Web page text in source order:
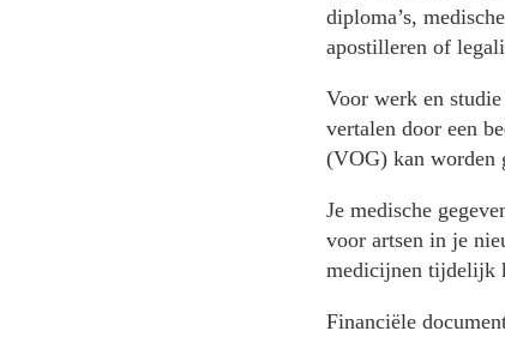
diploma’s,
apostilleren of
Voor werk en
vertalen door een
(VOG) kan worden
Je medische
voor artsen in je
medicijnen tijdelijk
Financiële